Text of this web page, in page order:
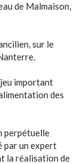
de Malmaison,
sur le
important
des
perpétuelle
par un expert
la réalisation de